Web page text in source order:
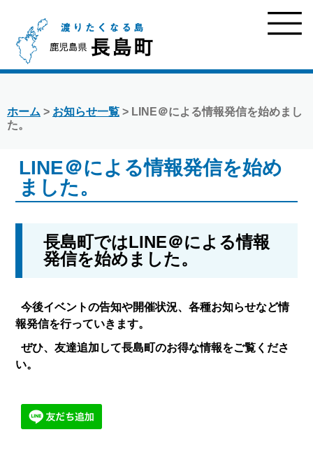
ホーム > お知らせ一覧 > LINE＠による情報発信を始めまし
た。
LINE＠による情報発信を始め
ました。
長島町ではLINE＠による情報
発信を始めました。
今後イベントの告知や開催状況、各種お知らせなど情
報発信を行っていきます。
ぜひ、友達追加して長島町のお得な情報をご覧くださ
い。